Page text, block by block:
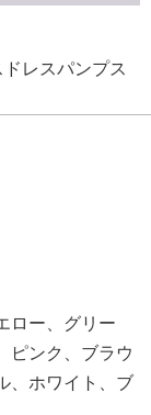
レスパンプス
ロー、グリー
ピンク、ブラウ
、ホワイト、ブ